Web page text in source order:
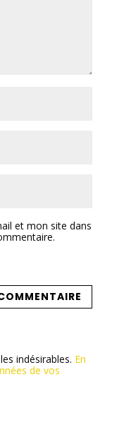
et mon site dans
indésirables. En
de vos